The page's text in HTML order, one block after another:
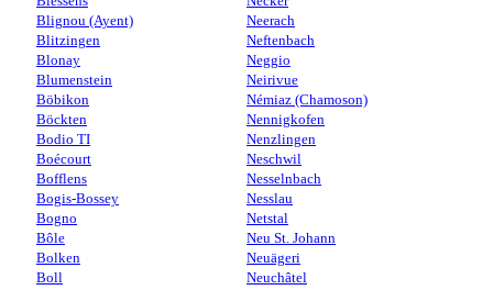
Blignou (Ayent)
Blitzingen
Blonay
Blumenstein
Böbikon
Böckten
Bodio TI
Boécourt
Bofflens
Bogis-Bossey
Bogno
Bôle
Bolken
Boll
Neerach
Neftenbach
Neggio
Neirivue
Némiaz (Chamoson)
Nennigkofen
Nenzlingen
Neschwil
Nesselnbach
Nesslau
Netstal
Neu St. Johann
Neuägeri
Neuchâtel